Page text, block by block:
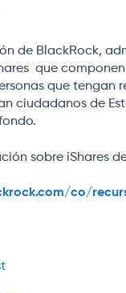
de BlackRock,
que
que tengan
ciudadanos de
sobre iShares
co/